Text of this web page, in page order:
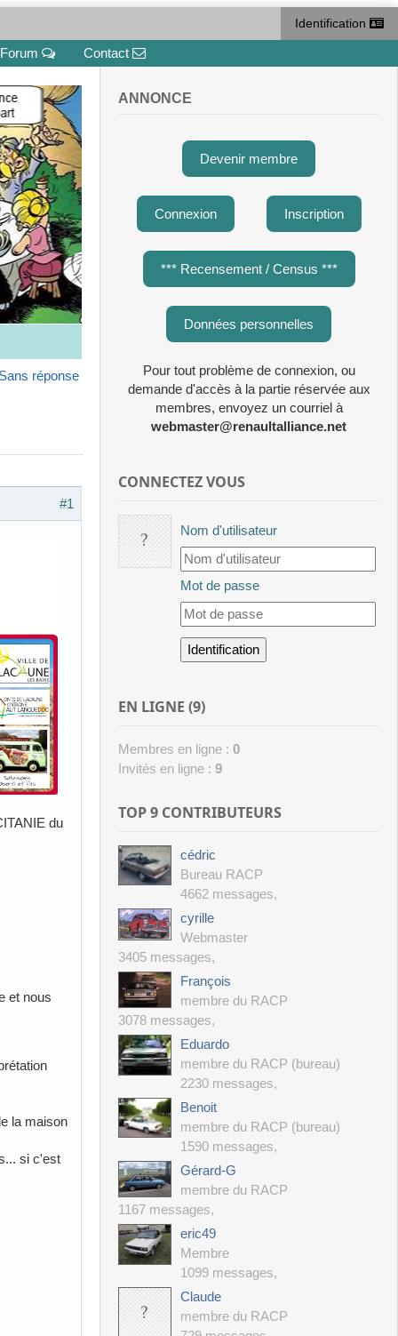
Identification
Forum Contact
réponse
#1
du
et nous
la maison
si c'est
ANNONCE
Devenir membre
Connexion Inscription
*** Recensement / Census ***
Données personnelles
Pour tout problème de connexion, ou
demande d'accès à la partie réservée aux
membres, envoyez un courriel à
webmaster@renaultalliance.net
CONNECTEZ VOUS
Nom d'utilisateur
Mot de passe
EN LIGNE (9)
Membres en ligne : 0
Invités en ligne : 9
TOP 9 CONTRIBUTEURS
cédric
Bureau RACP
4662 messages,
cyrille
Webmaster
3405 messages,
François
membre du RACP
3078 messages,
Eduardo
membre du RACP (bureau)
2230 messages,
Benoit
membre du RACP (bureau)
1590 messages,
Gérard-G
membre du RACP
1167 messages,
eric49
Membre
1099 messages,
Claude
membre du RACP